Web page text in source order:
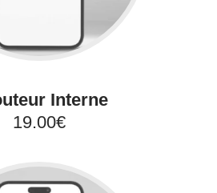
Interne
19.00€